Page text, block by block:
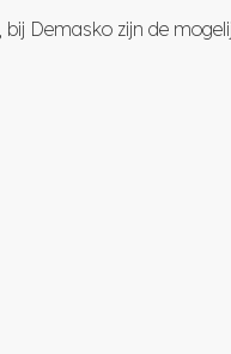
Demasko zijn de